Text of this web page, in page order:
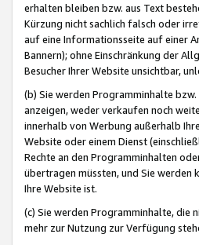
erhalten bleiben bzw. aus Text
Kürzung nicht sachlich falsch oder
auf eine Informationsseite auf einer
Bannern); ohne Einschränkung der
Besucher Ihrer Website unsichtbar,
(b) Sie werden Programminhalte
anzeigen, weder verkaufen noch
innerhalb von Werbung außerhalb
Website oder einem Dienst
Rechte an den Programminhalten
übertragen müssten, und Sie werden
Ihre Website ist.
(c) Sie werden Programminhalte, die
mehr zur Nutzung zur Verfügung